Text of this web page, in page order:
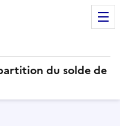
du solde de